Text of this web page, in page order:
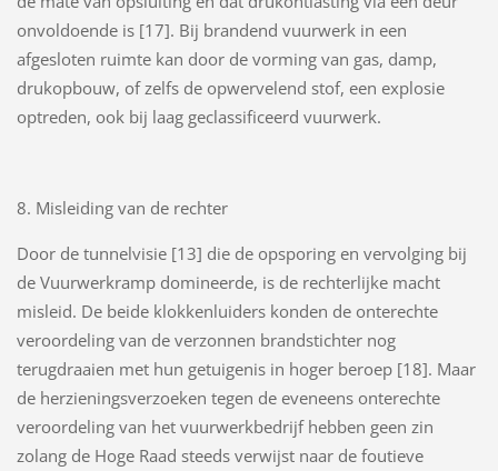
onvoldoende is [17]. Bij brandend vuurwerk in een
afgesloten ruimte kan door de vorming van gas, damp,
drukopbouw, of zelfs de opwervelend stof, een explosie
optreden, ook bij laag geclassificeerd vuurwerk.
8. Misleiding van de rechter
Door de tunnelvisie [13] die de opsporing en vervolging bij
de Vuurwerkramp domineerde, is de rechterlijke macht
misleid. De beide klokkenluiders konden de onterechte
veroordeling van de verzonnen brandstichter nog
terugdraaien met hun getuigenis in hoger beroep [18]. Maar
de herzieningsverzoeken tegen de eveneens onterechte
veroordeling van het vuurwerkbedrijf hebben geen zin
zolang de Hoge Raad steeds verwijst naar de foutieve